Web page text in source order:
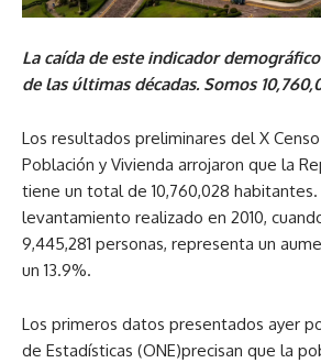
La caída de este indicador
de las últimas décadas. Somos
Los resultados preliminares del X
Población y Vivienda arrojaron que la
tiene un total de 10,760,028
levantamiento realizado en 2010,
9,445,281 personas, representa un
un 13.9%.
Los primeros datos presentados ayer
de Estadísticas (ONE)precisan que la